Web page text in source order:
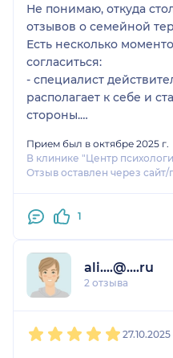
Не понимаю, откуда
отзывов о семейной
Есть несколько
согласиться:
- специалист
располагает к себе и
стороны.
- Он искренне говорит,
что ему важно
это время не было
Есть несколько
отметить:
непонятно, что
сессии, каковы наши
Прием был в октябре 2025 г.
В клинике "Центр
Отзыв оставлен через
1
ali....@....ru
2 отзыва
27.10.2025